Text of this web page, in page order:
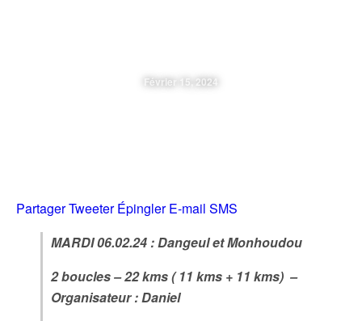
Février 15, 2024
PartagerTweeter Épingler E-mail SMS
MARDI 06.02.24 : Dangeul et Monhoudou
2 boucles – 22 kms ( 11 kms + 11 kms) –
Organisateur : Daniel